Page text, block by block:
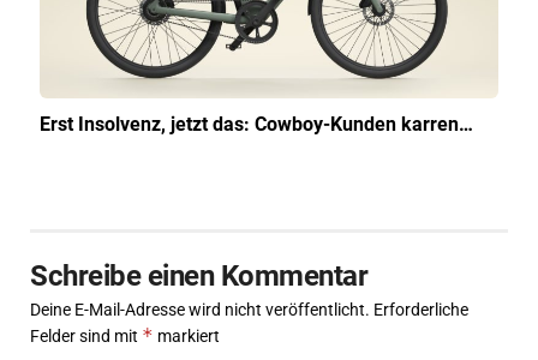
Erst Insolvenz, jetzt das: Cowboy-Kunden karren…
Schreibe einen Kommentar
Deine E-Mail-Adresse wird nicht veröffentlicht. Erforderliche
Felder sind mit * markiert